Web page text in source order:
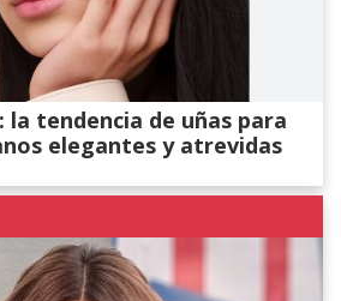
la tendencia de uñas para
elegantes y atrevidas